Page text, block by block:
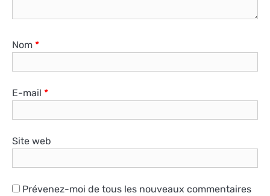
Nom *
E-mail *
Site web
Prévenez-moi de tous les nouveaux commentaires